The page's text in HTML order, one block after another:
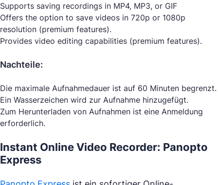
Supports saving recordings in MP4, MP3, or GIF
Offers the option to save videos in 720p or 1080p
resolution (premium features).
Provides video editing capabilities (premium features).
Nachteile:
Die maximale Aufnahmedauer ist auf 60 Minuten begrenzt.
Ein Wasserzeichen wird zur Aufnahme hinzugefügt.
Zum Herunterladen von Aufnahmen ist eine Anmeldung
erforderlich.
Instant Online Video Recorder: Panopto
Express